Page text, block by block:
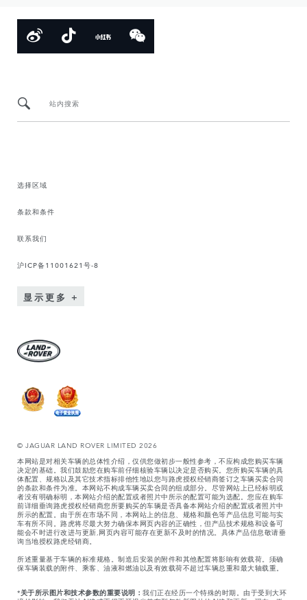
站内搜索
选择区域
条款和条件
联系我们
沪ICP备11001621号-8
显示更多
© JAGUAR LAND ROVER LIMITED 2026
本网站是对相关车辆的总体性介绍，仅供您做初步一般性参考，不应构成您购买车辆
决定的基础。我们鼓励您在购车前仔细核验车辆以决定是否购买。您所购买车辆的具
体配置、规格以及其它技术指标排他性地以您与路虎授权经销商签订之车辆买卖合同
的条款和条件为准。本网站不构成车辆买卖合同的组成部分。尽管网站上已经标明或
者没有明确标明，本网站介绍的配置或者照片中所示的配置可能为选配。您应在购车
前详细垂询路虎授权经销商您所要购买的车辆是否具备本网站介绍的配置或者照片中
所示的配置。由于所在市场不同，本网站上的信息、规格和颜色等产品信息可能与实
车有所不同。路虎将尽最大努力确保本网页内容的正确性，但产品技术规格和设备可
能会不时进行改进与更新,网页内容可能存在更新不及时的情况。具体产品信息敬请垂
询当地授权路虎经销商。
所述重量基于车辆的标准规格。制造后安装的附件和其他配置将影响有效载荷。须确
保车辆装载的附件、乘客、油液和燃油以及有效载荷不超过车辆总重和最大轴载重。
*关于所示图片和技术参数的重要说明： 我们正在经历一个特殊的时期。由于受到大环